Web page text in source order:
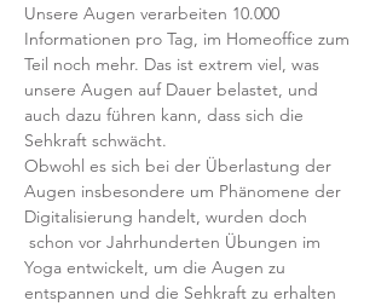
Unsere Augen verarbeiten 10.000
Informationen pro Tag, im Homeoffice zum
Teil noch mehr. Das ist extrem viel, was
unsere Augen auf Dauer belastet, und
auch dazu führen kann, dass sich die
Sehkraft schwächt.
Obwohl es sich bei der Überlastung der
Augen insbesondere um Phänomene der
Digitalisierung handelt, wurden doch
schon vor Jahrhunderten Übungen im
Yoga entwickelt, um die Augen zu
entspannen und die Sehkraft zu erhalten